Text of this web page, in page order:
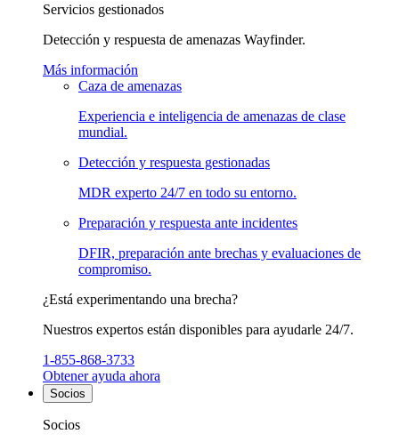
Servicios gestionados
Detección y respuesta de amenazas Wayfinder.
Más información
Caza de amenazas
Experiencia e inteligencia de amenazas de clase
mundial.
Detección y respuesta gestionadas
MDR experto 24/7 en todo su entorno.
Preparación y respuesta ante incidentes
DFIR, preparación ante brechas y evaluaciones de
compromiso.
¿Está experimentando una brecha?
Nuestros expertos están disponibles para ayudarle 24/7.
1-855-868-3733
Obtener ayuda ahora
Socios
Socios